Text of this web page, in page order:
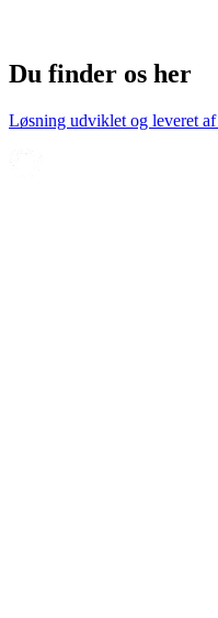
Du finder os her
Løsning udviklet og leveret af